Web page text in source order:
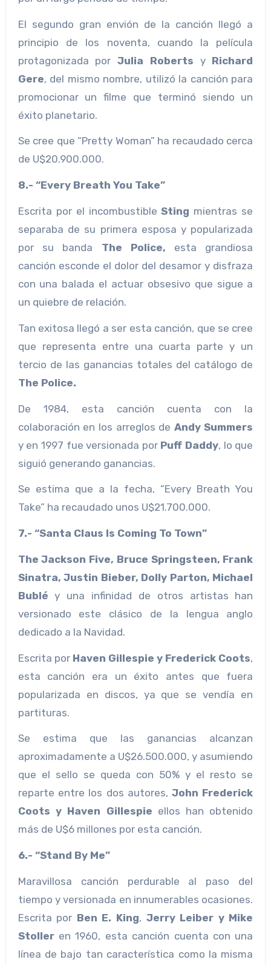
El segundo gran envión de la canción llegó a
principio de los noventa, cuando la película
protagonizada porJulia Roberts y Richard
Gere, del mismo nombre, utilizó la canción para
promocionar un filme que terminó siendo un
éxito planetario.
Se cree que “Pretty Woman” ha recaudado cerca
de U$20.900.000.
8.- “Every Breath You Take”
Escrita por el incombustibleSting mientras se
separaba de su primera esposa y popularizada
por su banda The Police, esta grandiosa
canción esconde el dolor del desamor y disfraza
con una balada el actuar obsesivo que sigue a
un quiebre de relación.
Tan exitosa llegó a ser esta canción, que se cree
que representa entre una cuarta parte y un
tercio de las ganancias totales del catálogo de
The Police.
De 1984, esta canción cuenta con la
colaboración en los arreglos de Andy Summers
y en 1997 fue versionada por Puff Daddy, lo que
siguió generando ganancias.
Se estima que a la fecha, “Every Breath You
Take” ha recaudado unos U$21.700.000.
7.- “Santa Claus Is Coming To Town”
The Jackson Five, Bruce Springsteen, Frank
Sinatra, Justin Bieber, Dolly Parton, Michael
Bublé y una infinidad de otros artistas han
versionado este clásico de la lengua anglo
dedicado a la Navidad.
Escrita por Haven Gillespie y Frederick Coots,
esta canción era un éxito antes que fuera
popularizada en discos, ya que se vendía en
partituras.
Se estima que las ganancias alcanzan
aproximadamente a U$26.500.000, y asumiendo
que el sello se queda con 50% y el resto se
reparte entre los dos autores,John Frederick
Coots y Haven Gillespie ellos han obtenido
más de U$6 millones por esta canción.
6.- “Stand By Me”
Maravillosa canción perdurable al paso del
tiempo y versionada en innumerables ocasiones.
Escrita por Ben E. King, Jerry Leiber y Mike
Stolleren 1960, esta canción cuenta con una
línea de bajo tan característica como la misma